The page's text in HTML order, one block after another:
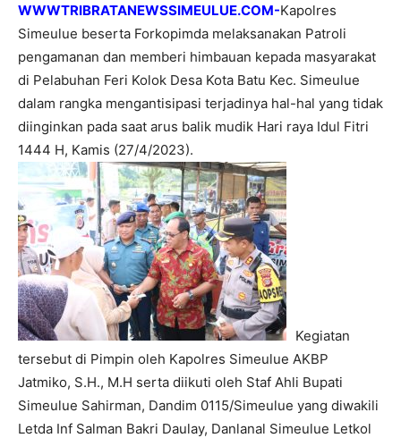
WWWTRIBRATANEWSSIMEULUE.COM-Kapolres
Simeulue beserta Forkopimda melaksanakan Patroli
pengamanan dan memberi himbauan kepada masyarakat
di Pelabuhan Feri Kolok Desa Kota Batu Kec. Simeulue
dalam rangka mengantisipasi terjadinya hal-hal yang tidak
diinginkan pada saat arus balik mudik Hari raya Idul Fitri
1444 H, Kamis (27/4/2023).
Kegiatan
tersebut di Pimpin oleh Kapolres Simeulue AKBP
Jatmiko, S.H., M.H serta diikuti oleh Staf Ahli Bupati
Simeulue Sahirman, Dandim 0115/Simeulue yang diwakili
Letda Inf Salman Bakri Daulay, Danlanal Simeulue Letkol